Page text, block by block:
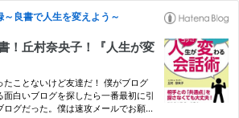
～良書で人生を変えよう～
！丘村奈央子！『人生が変
ことないけど友達だ！ 僕がブログ
白いブログを探したら一番最初に引
グだった。僕は速攻メールでお願い